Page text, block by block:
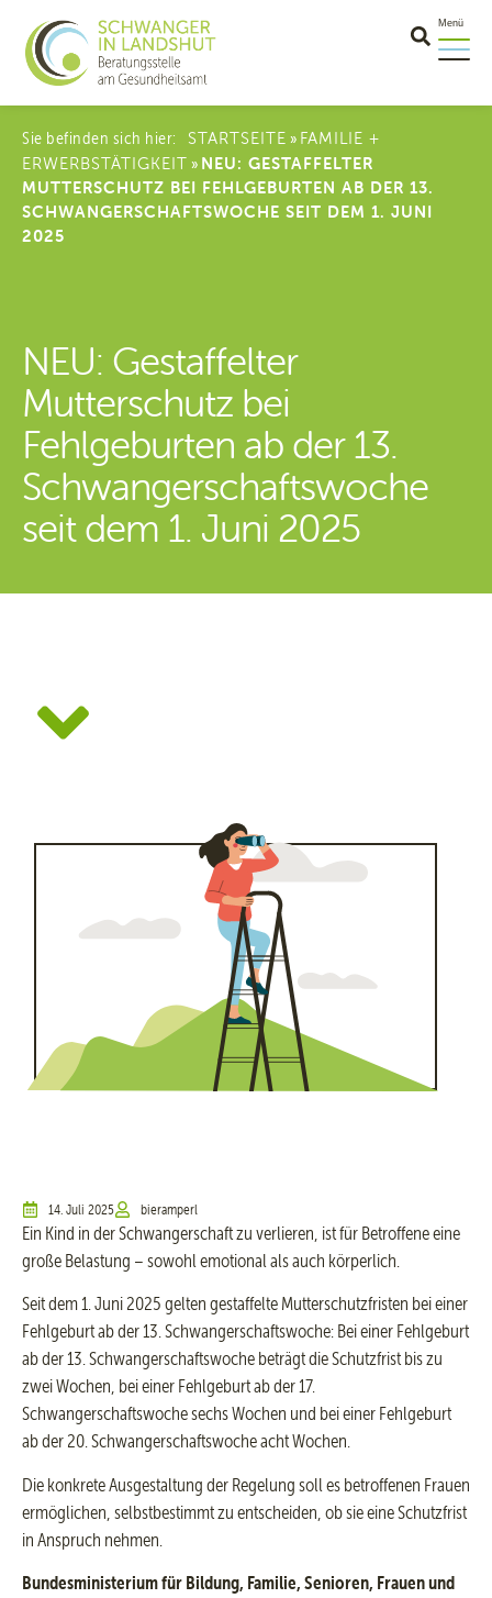
Menü
Sie befinden sich hier: STARTSEITE » FAMILIE +
ERWERBSTÄTIGKEIT » NEU: GESTAFFELTER
MUTTERSCHUTZ BEI FEHLGEBURTEN AB DER 13.
SCHWANGERSCHAFTSWOCHE SEIT DEM 1. JUNI
2025
NEU: Gestaffelter
Mutterschutz bei
Fehlgeburten ab der 13.
Schwangerschaftswoche
seit dem 1. Juni 2025
14. Juli 2025 bieramperl
Ein Kind in der Schwangerschaft zu verlieren, ist für Betroffene eine
große Belastung – sowohl emotional als auch körperlich.
Seit dem 1. Juni 2025 gelten gestaffelte Mutterschutzfristen bei einer
Fehlgeburt ab der 13. Schwangerschaftswoche: Bei einer Fehlgeburt
ab der 13. Schwangerschaftswoche beträgt die Schutzfrist bis zu
zwei Wochen, bei einer Fehlgeburt ab der 17.
Schwangerschaftswoche sechs Wochen und bei einer Fehlgeburt
ab der 20. Schwangerschaftswoche acht Wochen.
Die konkrete Ausgestaltung der Regelung soll es betroffenen Frauen
ermöglichen, selbstbestimmt zu entscheiden, ob sie eine Schutzfrist
in Anspruch nehmen.
Bundesministerium für Bildung, Familie, Senioren, Frauen und